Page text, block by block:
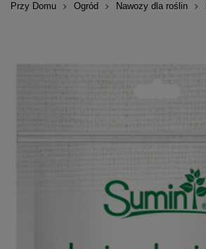
Przy Domu Ogród Nawozy dla roślin